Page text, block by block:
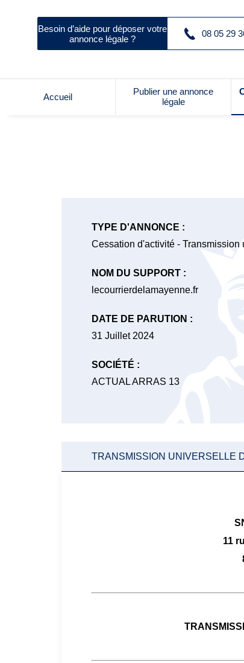
Besoin d’aide pour déposer votre
annonce légale ?
08 05 29
Accueil
Publier une annonce
légale
TYPE D'ANNONCE :
Cessation d'activité -
NOM DU SUPPORT :
lecourrierdelamayenne.fr
DATE DE PARUTION :
31 Juillet 2024
SOCIÉTÉ :
ACTUAL ARRAS 13
TRANSMISSION UNIVERSELLE
11